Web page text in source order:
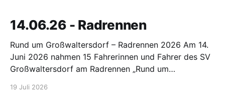
14.06.26 - Radrennen
Rund um Großwaltersdorf – Radrennen 2026 Am 14.
Juni 2026 nahmen 15 Fahrerinnen und Fahrer des SV
Großwaltersdorf am Radrennen „Rund um
19 Juli 2026